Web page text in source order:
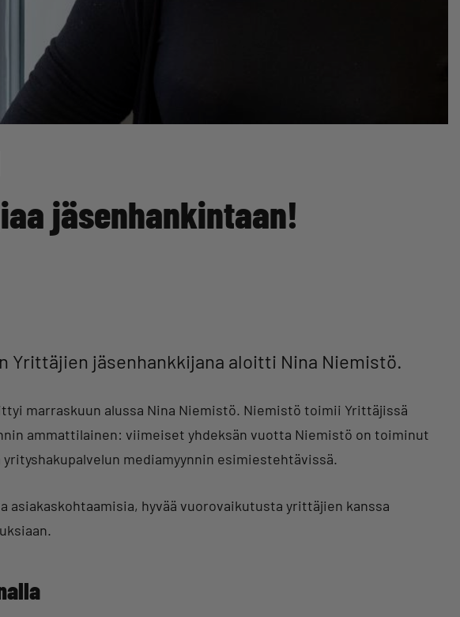
jäsenhankintaan!
Yrittäjien jäsenhankkijana aloitti Nina Niemistö.
marraskuun alussa Nina Niemistö. Niemistö toimii Yrittäjissä
ammattilainen: viimeiset yhdeksän vuotta Niemistö on toiminut
mediamyynnin esimiestehtävissä.
asiakaskohtaamisia, hyvää vuorovaikutusta yrittäjien kanssa